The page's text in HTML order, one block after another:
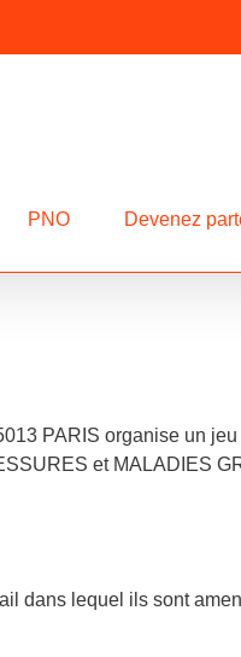
PNO Devenez
PARIS organise un
et MALADIES
dans lequel ils sont